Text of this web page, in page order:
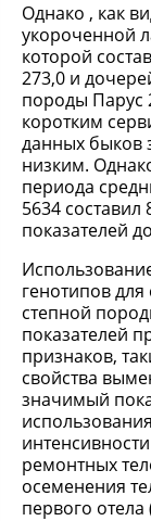
Однако , как
укороченной
которой
273,0 и
породы Парус
коротким
данных быков
низким.
периода
5634
показателей
генотипов
степной
показателей
признаков,
свойства
значимый
ремонтных
осеменения
первого отела